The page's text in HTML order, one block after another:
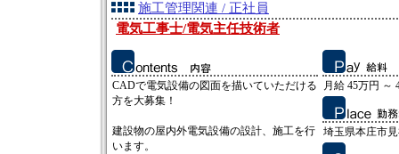
施工管理関連 / 正社員
電気工事士/電気主任技術者
CADで電気設備の図面を描いていただける
方を大募集！
建設物の屋内外電気設備の設計、施工を行
います。
月給 45万円 ～
埼玉県本庄市